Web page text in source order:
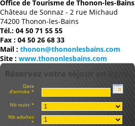
Office de Tourisme de Thonon-les-Bains
Château de Sonnaz - 2 rue Michaud
74200 Thonon-les-Bains
Tél.: 04 50 71 55 55
Fax : 04 50 26 68 33
Mail : thonon@thononlesbains.com
Site : www.thononlesbains.com
Réservez votre séjour en ligne
Date
d'arrivée *
Nb nuits *
Nb adultes
*